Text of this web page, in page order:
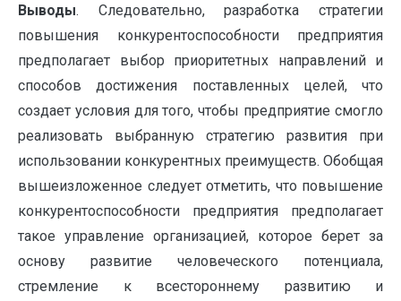
Выводы. Следовательно, разработка стратегии
повышения конкурентоспособности предприятия
предполагает выбор приоритетных направлений и
способов достижения поставленных целей, что
создает условия для того, чтобы предприятие смогло
реализовать выбранную стратегию развития при
использовании конкурентных преимуществ. Обобщая
вышеизложенное следует отметить, что повышение
конкурентоспособности предприятия предполагает
такое управление организацией, которое берет за
основу развитие человеческого потенциала,
стремление к всестороннему развитию и